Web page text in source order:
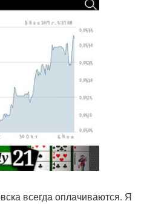
всегда оплачиваются. Я